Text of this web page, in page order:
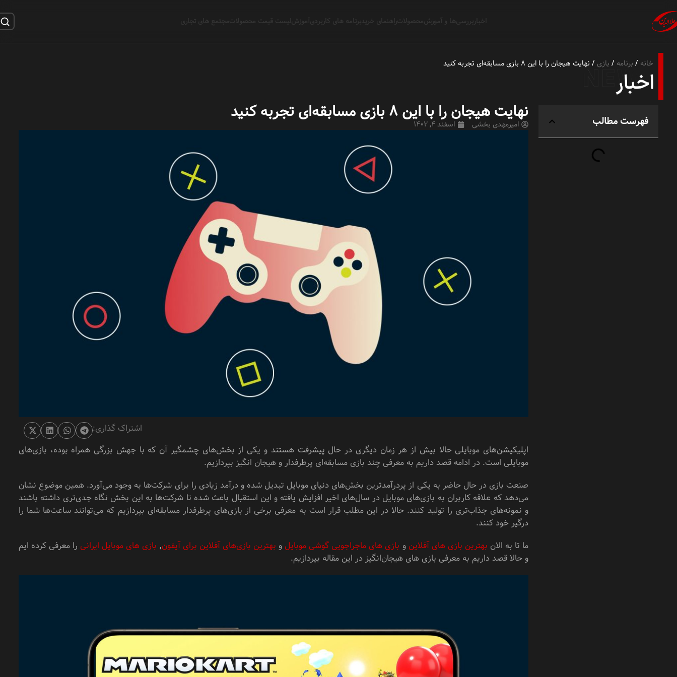
اخبار بررسی‌ها و آموزش محصولاتراهنمای خرید برنامه های کاربردی آموزش لیست قیمت محصولاتمجتمع های تجاری
خانه برنامه بازی نهایت هیجان را با این ۸ بازی مسابقه‌ای تجربه کنید
فهرست مطالب نهایت هیجان را با این ۸ بازی مسابقه‌ای تجربه کنید
امیرمهدی بخشی اسفند 4, 1402
اشتراک گذاری:
اپلیکیشن‌های موبایلی حالا بیش از هر زمان دیگری در حال پیشرفت هستند و یکی از بخش‌های چشمگیر آن که با جهش بزرگی همراه بوده، بازی‌های
موبایلی است. در ادامه قصد داریم به معرفی چند بازی مسابقه‌ای پرطرفدار و هیجان انگیز بپردازیم.
صنعت بازی‌ در حال حاضر به یکی از پردرآمد‌ترین بخش‌های دنیای موبایل تبدیل شده و درآمد زیادی را برای شرکت‌ها به وجود می‌آورد. همین موضوع نشان
می‌دهد که علاقه کاربران به بازی‌های موبایل در سال‌های اخیر افزایش یافته و این استقبال باعث شده تا شرکت‌ها به این بخش نگاه جدی‌تری داشته باشند
و نمونه‌های جذاب‌تری را تولید کنند. حالا در این مطلب قرار است به معرفی برخی از بازی‌های پرطرفدار مسابقه‌ای بپردازیم که می‌توانند ساعت‌ها شما را
درگیر خود کنند.
ما تا به الان بهترین بازی های آفلاین و بازی های ماجراجویی گوشی موبایل و بهترین بازی‌های آفلاین برای آیفون, بازی های موبایل ایرانی را معرفی کرده ایم
و حالا قصد داریم به معرفی بازی های هیجان‌انگیز در این مقاله بپردازیم.